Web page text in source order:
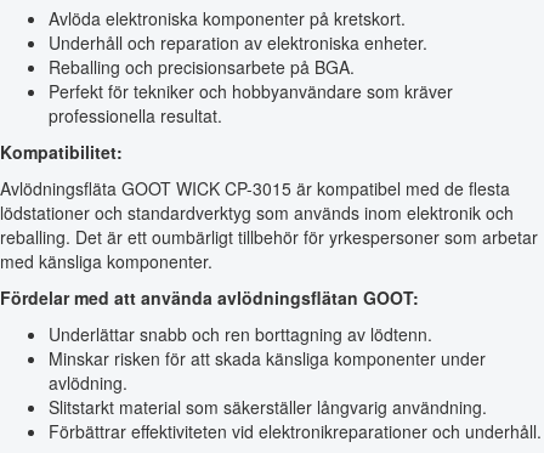
Avlöda elektroniska komponenter på kretskort.
Underhåll och reparation av elektroniska enheter.
Reballing och precisionsarbete på BGA.
Perfekt för tekniker och hobbyanvändare som kräver
professionella resultat.
Kompatibilitet:
Avlödningsfläta GOOT WICK CP-3015 är kompatibel med de flesta
lödstationer och standardverktyg som används inom elektronik och
reballing. Det är ett oumbärligt tillbehör för yrkespersoner som arbetar
med känsliga komponenter.
Fördelar med att använda avlödningsflätan GOOT:
Underlättar snabb och ren borttagning av lödtenn.
Minskar risken för att skada känsliga komponenter under
avlödning.
Slitstarkt material som säkerställer långvarig användning.
Förbättrar effektiviteten vid elektronikreparationer och underhåll.